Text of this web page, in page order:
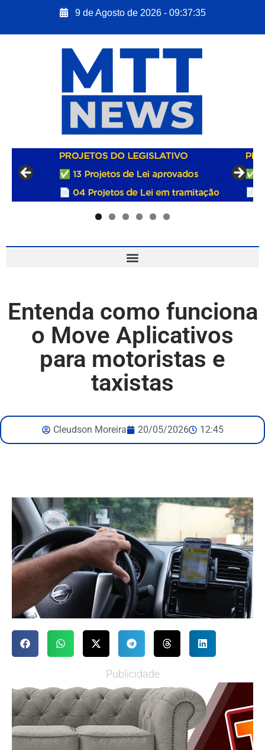
9 de Agosto de 2026 - 09:37:36
Entenda como funciona
o Move Aplicativos
para motoristas e
taxistas
Cleudson Moreira 20/05/2026 12:45
Publicidade